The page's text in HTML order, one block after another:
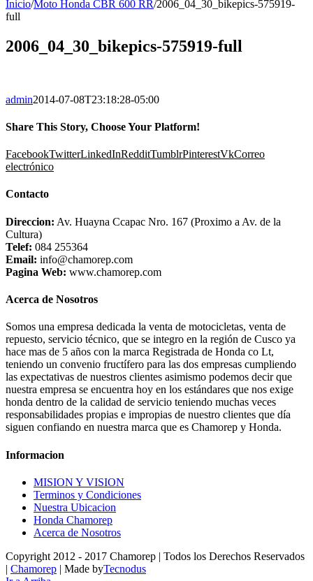
Inicio/Moto Honda CBR 600 RR/2006_04_30_bikepics-575919-
full
2006_04_30_bikepics-575919-full
admin2014-07-08T23:18:28-05:00
Share This Story, Choose Your Platform!
FacebookTwitterLinkedInRedditTumblrPinterestVkCorreo
electrónico
Contacto
Direccion: Av. Huayna Ccapac Nro. 167 (Proximo a Av. de la
Cultura)
Telef: 084 255364
Email: info@chamorep.com
Pagina Web: www.chamorep.com
Acerca de Nosotros
Somos una empresa dedicada la venta de motocicletas, venta de
repuesto, servicio técnico, que se integro en la región de Cusco ya
hace mas de 5 años con la marca Registrada de Honda co Lt,
teniendo un convenio fructífero para las dos empresas cumpliendo
las expectativas de nuestros clientes asimismo podemos decir que
nuestra empresa se encuentra hoy en los estándares que nos exige
honda dentro de la calidad de servicio teniendo muchas veces
responsabilidades propias e impropias de nuestro clientes que día
siguen confiando en nuestra marca que es Chamorep y Honda.
Informacion
MISION Y VISION
Terminos y Condiciones
Nuestra Ubicacion
Honda Chamorep
Acerca de Nosotros
Copyright 2012 - 2017 Chamorep | Todos los Derechos Reservados
| Chamorep | Made byTecnodus